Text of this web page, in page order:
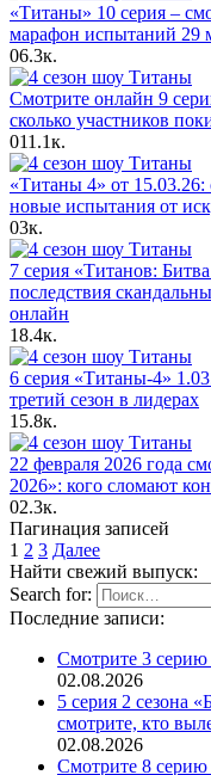
«Титаны» 10 серия –
марафон испытаний 29
06.3к.
Смотрите онлайн 9
сколько участников
011.1к.
«Титаны 4» от
новые испытания от
03к.
7 серия «Титанов:
последствия
онлайн
18.4к.
6 серия «Титаны-4»
третий сезон в лидерах
1 5.8к.
22 февраля 2026 года
2026»: кого сломают
02.3к.
Пагинация записей
1 2 3 Далее
Найти свежий выпуск:
Search for:
Последние записи:
Смотрите 3
02.08.2026
5 серия 2 сезона
смотрите, кто
02.08.2026
Смотрите 8 серию